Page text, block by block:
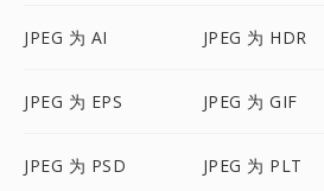
JPEG 为 AI JPEG 为 HDR
JPEG 为 EPS JPEG 为 GIF
JPEG 为 PSD JPEG 为 PLT